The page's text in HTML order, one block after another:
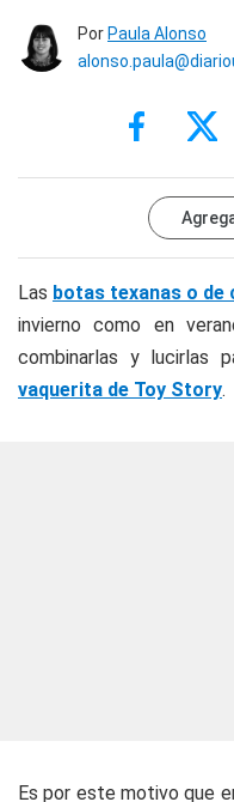
Por Paula Alonso
Las botas texanas o de
invierno como en
combinarlas y lucirlas
vaquerita de Toy Story.
Es por este motivo que